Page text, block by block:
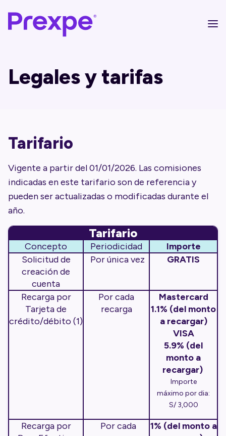
Legales y tarifas
Tarifario
Vigente a partir del 01/01/2026. Las comisiones
indicadas en este tarifario son de referencia y
pueden ser actualizadas o modificadas durante el
año.
Tarifario
Concepto Periodicidad
Importe
Solicitud de
creación de
cuenta
Por única vez GRATIS
Recarga por
Tarjeta de
crédito/débito (1)
Por cada
recarga
Mastercard
1.1% (del monto
a recargar)
VISA
5.9% (del
monto a
recargar)
Importe
máximo por dia:
S/ 3,000
Recarga por
Por cada
1% (del monto a